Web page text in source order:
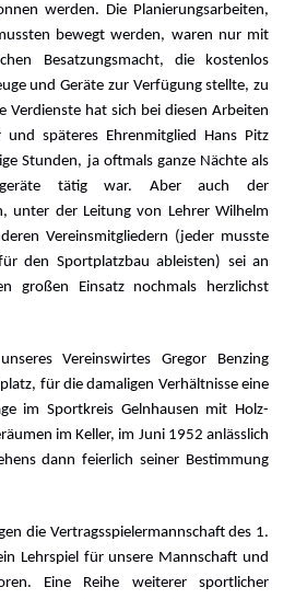
werden. Die Planierungsarbeiten,
bewegt werden, waren nur mit
Besatzungsmacht, die kostenlos
und Geräte zur Verfügung stellte, zu
Verdienste hat sich bei diesen Arbeiten
und späteres Ehrenmitglied Hans Pitz
Stunden, ja oftmals ganze Nächte als
tätig war. Aber auch der
unter der Leitung von Lehrer Wilhelm
Vereinsmitgliedern (jeder musste
den Sportplatzbau ableisten) sei an
großen Einsatz nochmals herzlichst
Vereinswirtes Gregor Benzing
für die damaligen Verhältnisse eine
im Sportkreis Gelnhausen mit Holz-
im Keller, im Juni 1952 anlässlich
dann feierlich seiner Bestimmung
die Vertragsspielermannschaft des 1.
Lehrspiel für unsere Mannschaft und
Eine Reihe weiterer sportlicher